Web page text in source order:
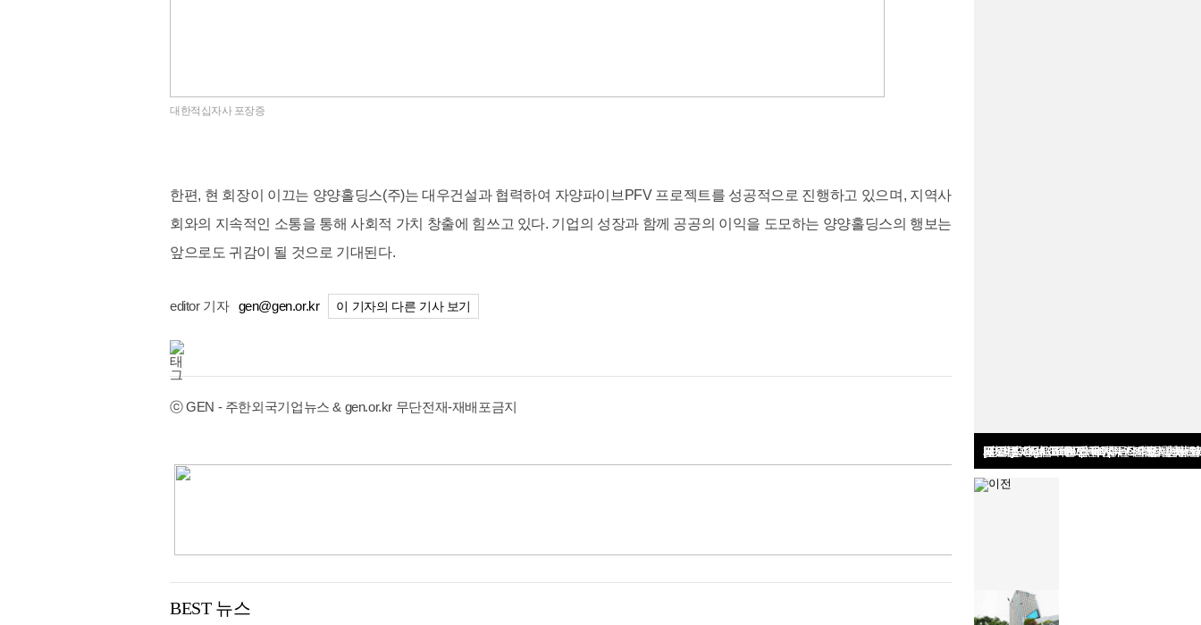
대한적십자사 포장증
한편, 현 회장이 이끄는 양양홀딩스(주)는 대우건설과 협력하여 자양파이브PFV 프로젝트를 성공적으로 진행하고 있으며, 지역사
회와의 지속적인 소통을 통해 사회적 가치 창출에 힘쓰고 있다. 기업의 성장과 함께 공공의 이익을 도모하는 양양홀딩스의 행보는
앞으로도 귀감이 될 것으로 기대된다.
editor 기자 gen@gen.or.kr 이 기자의 다른 기사 보기
ⓒ GEN - 주한외국기업뉴스 & gen.or.kr 무단전재-재배포금지
BEST 뉴스
외교부, '국립외교원 60주년 기념식' 개최